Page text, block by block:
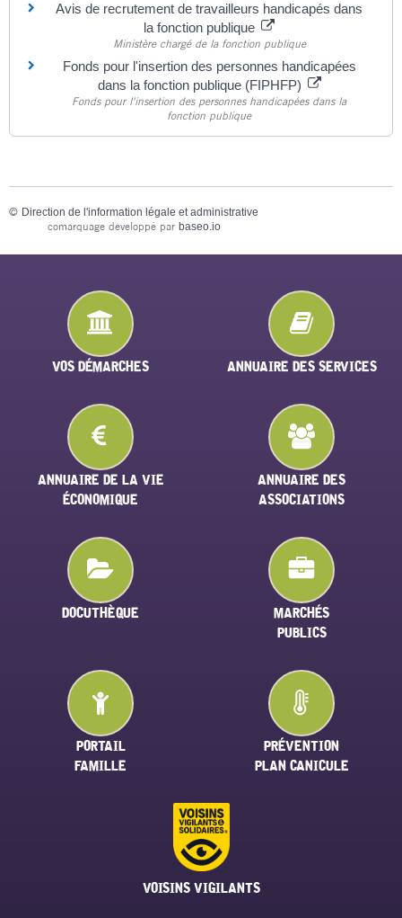
Avis de recrutement de travailleurs handicapés dans
la fonction publique
Ministère chargé de la fonction publique
Fonds pour l'insertion des personnes handicapées
dans la fonction publique (FIPHFP)
Fonds pour l'insertion des personnes handicapées dans la
fonction publique
© Direction de l'information légale et administrative
comarquage developpé par baseo.io
VOS DÉMARCHES ANNUAIRE DES SERVICES
ANNUAIRE DE LA VIE
ÉCONOMIQUE
ANNUAIRE DES
ASSOCIATIONS
DOCUTHÈQUE
MARCHÉS
PUBLICS
PORTAIL
FAMILLE
PRÉVENTION
PLAN CANICULE
VOISINS VIGILANTS